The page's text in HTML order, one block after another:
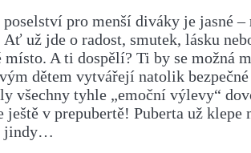
pro menší diváky je jasné –
Ať už jde o radost, smutek, lásku
místo. A ti dospělí? Ti by se možná
dětem vytvářejí natolik
všechny tyhle „emoční výlevy“
ještě v prepubertě! Puberta už klepe
jindy…